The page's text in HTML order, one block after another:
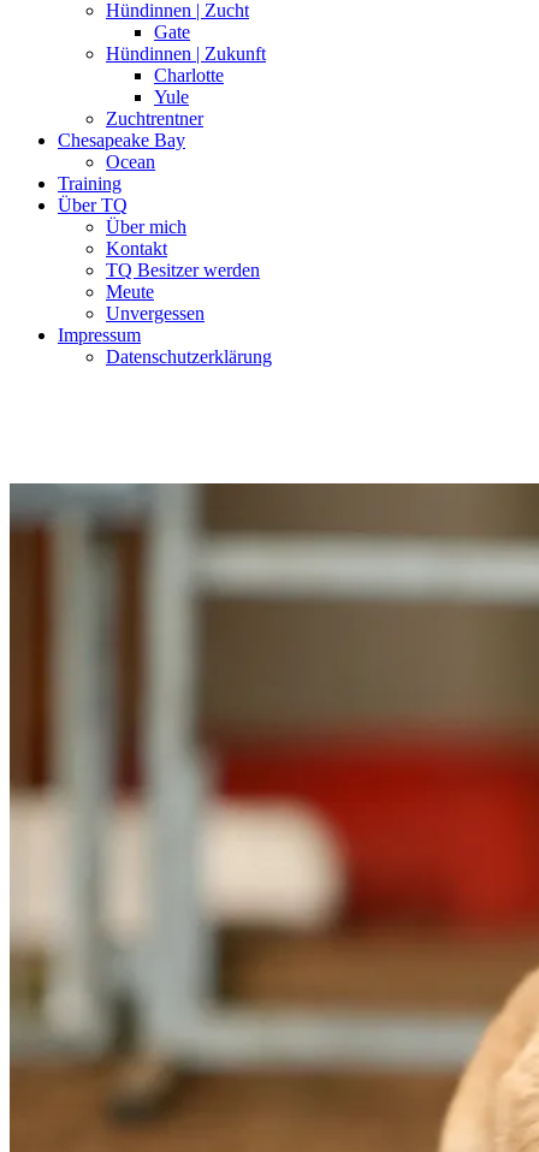
Hündinnen | Zucht
Gate
Hündinnen | Zukunft
Charlotte
Yule
Zuchtrentner
Chesapeake Bay
Ocean
Training
Über TQ
Über mich
Kontakt
TQ Besitzer werden
Meute
Unvergessen
Impressum
Datenschutzerklärung